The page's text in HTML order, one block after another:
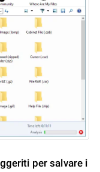
per salvare i